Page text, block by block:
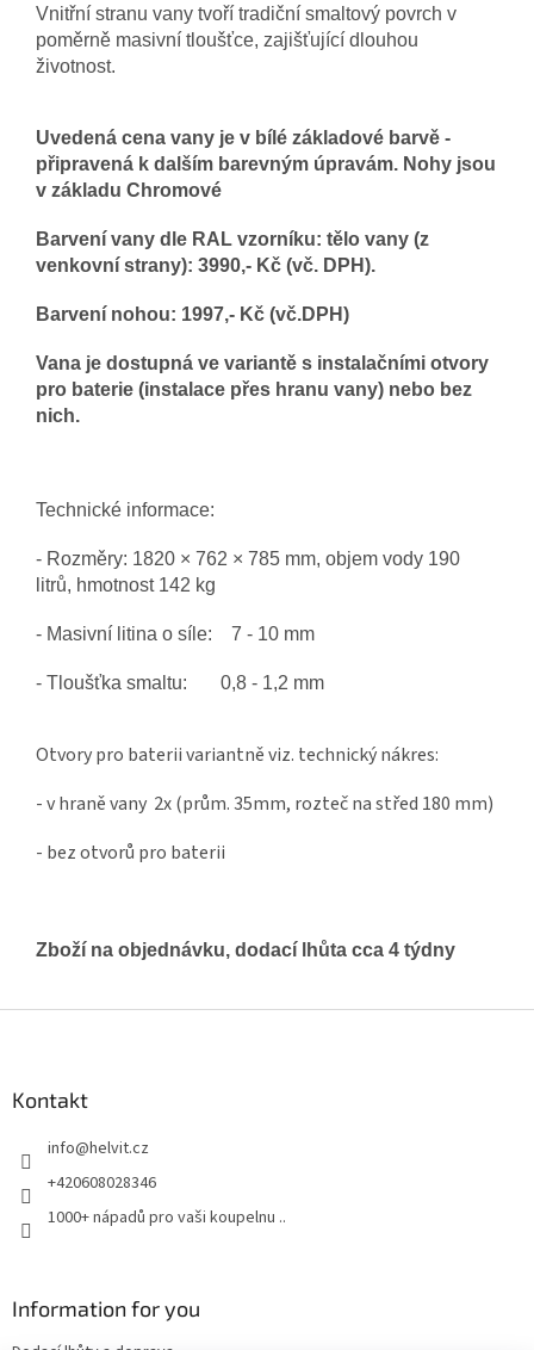
Vnitřní stranu vany tvoří tradiční smaltový povrch v
poměrně masivní tloušťce, zajišťující dlouhou
životnost.
Uvedená cena vany je v bílé základové barvě -
připravená k dalším barevným úpravám. Nohy jsou
v základu Chromové
Barvení vany dle RAL vzorníku: tělo vany (z
venkovní strany): 3990,- Kč (vč. DPH).
Barvení nohou: 1997,- Kč (vč.DPH)
Vana je dostupná ve variantě s instalačními otvory
pro baterie (instalace přes hranu vany) nebo bez
nich.
Technické informace:
- Rozměry: 1820 × 762 × 785 mm, objem vody 190
litrů, hmotnost 142 kg
- Masivní litina o síle: 7 - 10 mm
- Tloušťka smaltu: 0,8 - 1,2 mm
Otvory pro baterii variantně viz. technický nákres:
- v hraně vany 2x (prům. 35mm, rozteč na střed 180 mm)
- bez otvorů pro baterii
Zboží na objednávku, dodací lhůta cca 4 týdny
Kontakt
info@helvit.cz
+420608028346
1000+ nápadů pro vaši koupelnu ..
Information for you